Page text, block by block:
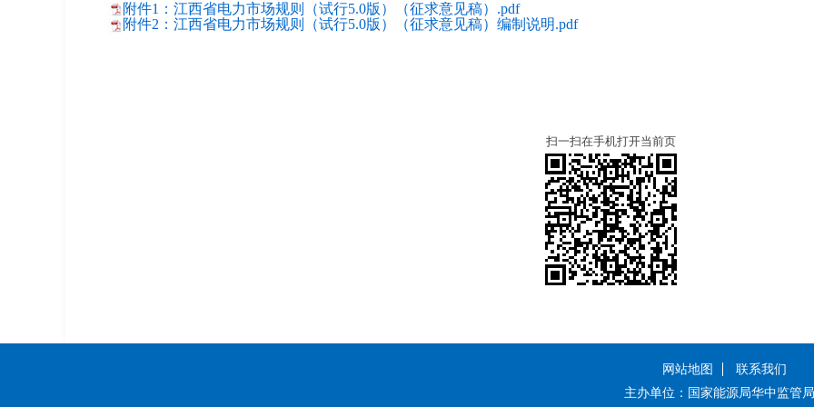
附件1：江西省电力市场规则（试行5.0版）（征求意见稿）.pdf
附件2：江西省电力市场规则（试行5.0版）（征求意见稿）编制说明.pdf
扫一扫在手机打开当前页
网站地图
联系我们
主办单位：国家能源局华中监管局